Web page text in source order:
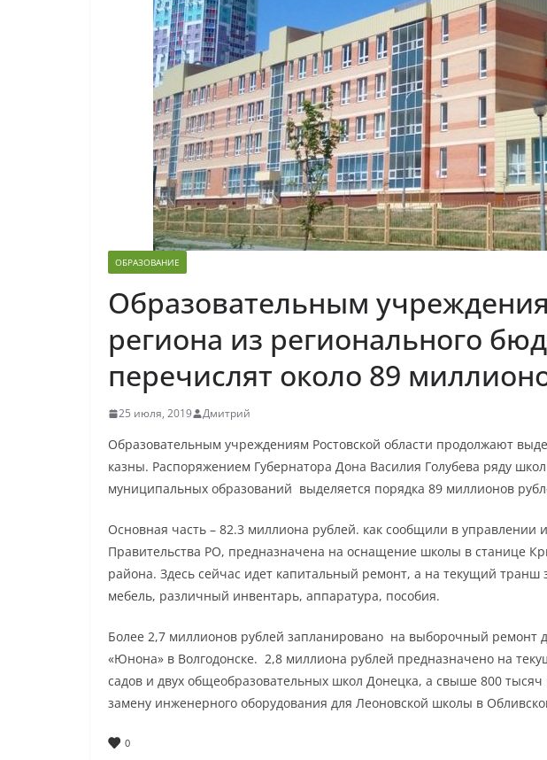
ОБРАЗОВАНИЕ
Образовательным
региона из регионального
перечислят около 89
25 июля, 2019 Дмитрий
Образовательным учреждениям Ростовской области продолжают
казны. Распоряжением Губернатора Дона Василия Голубева ряду
муниципальных образований выделяется порядка 89 миллионов
Основная часть – 82.3 миллиона рублей. как сообщили в
Правительства РО, предназначена на оснащение школы в станице
района. Здесь сейчас идет капитальный ремонт, а на текущий транш
мебель, различный инвентарь, аппаратура, пособия.
Более 2,7 миллионов рублей запланировано на выборочный ремонт
«Юнона» в Волгодонске. 2,8 миллиона рублей предназначено на
садов и двух общеобразовательных школ Донецка, а свыше 800
замену инженерного оборудования для Леоновской школы в
0